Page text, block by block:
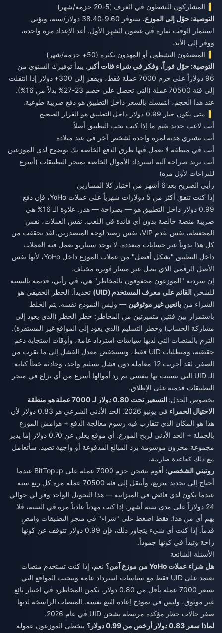
المشاركون النشطون في الغرف (5-20 حزمة/شهر)
التوصية: حوّل إلى الموزع.
ستوفر 9.60-38.40 دولار/سنة، ويؤتي
استثمار الوقت ثماره في غضون الشهر الأول. أعد الإعداد مرة واحدة،
ووفر إلى الأبد.
المضيفون النشطون أو المهدون بكثرة (50+ حزمة/شهر)
التوصية: حوّل فوراً، وفكر في شراء فئات أكبر. يبدأ توفيرك السنوي من
96 دولاراً على حزم 7000 عملة فقط، ويقفز إلى 300+ دولار إذا انتقلت
إلى فئة 70500 عملة (التي تحصل على خصم 23-27% بدلاً من 16%).
عند هذا الحجم، التمسك بالسعر داخل التطبيق هو دفع ضريبة طوعية.
متى يكون خيار 0.99 دولار داخل التطبيق هو القرار الصحيح
أنت لاعب جديد تقيم ما إذا كنت تحب التطبيق أصلاً
أنت تشتري هدية لمرة واحدة لشخص آخر في عيد ميلاده
أنت في منطقة لا تعمل فيها طرق الدفع الخاصة بك بوضوح لدى الموزعين
أنت تريد صراحة آلية استرداد الأموال الخاصة بمتجر التطبيقات (أسرع
للنزاعات لأول مرة)
رأيي الصريح بعد 6 أشهر من اختبار كلا المسارين
إذا كنت تنفق أكثر من 5 دولارات شهرياً على عملات YoHo، فإن دفع
0.99 دولار داخل التطبيق هو — بصراحة — هدر. علاوة الـ 16% هي
ضريبة منصة خالصة بدون أي فائدة في اللعب. نفس العملات، نفس
المحفظة، نفس تقدم VIP، نفس رصيد لوحة المتصدرين. لقد تحققت من
كل هذا يدوياً عبر حسابات متعددة. لا يوجد سيناريو تعمل فيه العملات
داخل التطبيق "بشكل أفضل" من عملات الموزع داخل YoHo، لأنها نفس
الأصل الرقمي الذي يصل عبر مسار فوترة مختلف.
إن سردية "الموزعون محفوفون بالمخاطر" هي، في رأيي، قديمة بالنسبة
للشحن القائم على معرف المستخدم (UID)
تحديداً. الخطر الحقيقي هو
الشراء من بائعين غير موثوقين — وليس النموذج نفسه. يتم الخلط
باستمرار بين فئتين متميزتين من المخاطر: خطر الحظر (الذي يعود إلى
مشاركة الحساب) وخطر التسليم (الذي يعود إلى المواقع غير المستقرة).
التزم بالمنصات التي لديها سياسات استرداد عامة، وأوقات استجابة دعم
حقيقية، ومتطلبات UID فقط، وسينخفض معدل الفشل إلى ما يقرب من
الصفر. لقد أجريت 12 معاملة دون فشل تسليم واحد، وحادثة خطأ كتابة
الـ UID التي تسببت بها بنفسي تم رد أموالها أسرع من أي نزاع في متجر
التطبيقات قدمته على الإطلاق.
بخصوص الجدل:
التسعير تحت 0.80 دولار لـ 7000 عملة هو منطقة
الاحتيال الحمراء
في يونيو 2026. الحد الأدنى الشرعي هو 0.83 دولار لأن
هذا هو المكان الذي تتقارب فيه رسوم معالجة الدفع + هوامش الموزع
بالجملة + الحد الأدنى لربح الموزع. أي موقع يعلن عن 0.70 دولار إما يدير
مجموعة مخزون موسومة برد المبالغ المدفوعة أو واجهة تصيد. سأتعامل
مع ذلك كقاعدة صارمة.
روتيني الشخصي:
أقوم بشحن حزم 7000 عملة على BitTopup عندما
أحتاج إلى تجديد سريع، وأنتقل إلى فئة 70500 عملة مرة كل ربع سنة
عندما يكون لدي فائض في الميزانية — هذا التحويل الواحد وفر لي حوالي
24 دولاراً على مدى ستة أشهر. إذا كنت مهدياً عادياً مرة في السنة، فلا
يهم أي من هذا؛ فقط اضغط على "شراء" في متجر التطبيقات وامضِ
قدماً. إذا كنت أي شيء يتجاوز ذلك، فإن 0.99 دولار تتوقف عن كونها
راحة وتبدأ في كونها جموداً.
الأسئلة الشائعة
هل شراء عملات YoHo من موزع آمن؟
نعم، إذا كنت تستخدم منصات
تعتمد على UID فقط مع سياسات استرداد عامة وتتجنب المواقع التي
تسعر 7000 عملة بأقل من 0.80 دولار. تكمن المخاطرة في اختيار بائع
غير موثوق، وليس في نموذج إعادة البيع نفسه. المنصات الراسخة لديها
صفر حالات حظر مؤكدة مرتبطة بشحن UID في عام 2026.
لماذا سعر 0.83 دولار أرخص من 0.99 دولار؟
يتخطى الموزعون عمولة